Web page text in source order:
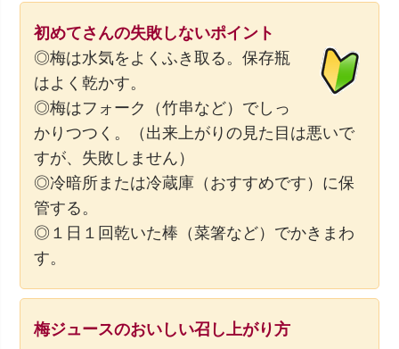
初めてさんの失敗しないポイント
◎梅は水気をよくふき取る。保存瓶
はよく乾かす。
◎梅はフォーク（竹串など）でしっ
かりつつく。（出来上がりの見た目は悪いで
すが、失敗しません）
◎冷暗所または冷蔵庫（おすすめです）に保
管する。
◎１日１回乾いた棒（菜箸など）でかきまわ
す。
梅ジュースのおいしい召し上がり方